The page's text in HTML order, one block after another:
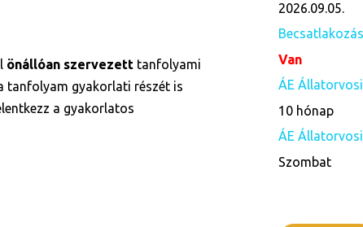
önállóan szervezett tanfolyami
tanfolyam gyakorlati részét is
a gyakorlatos
2026.09.05.
Van
ÁE
10 hónap
ÁE
Szombat